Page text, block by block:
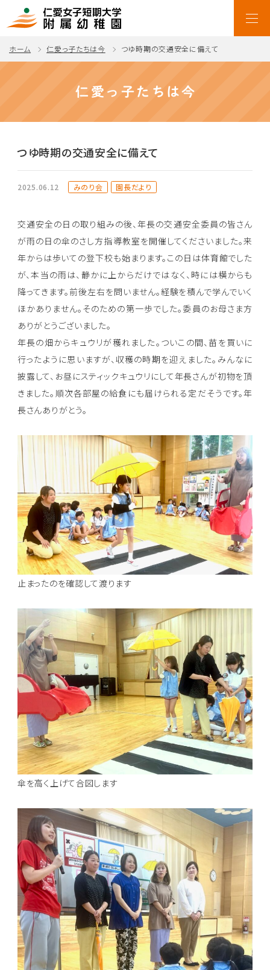
ホーム 仁愛っ子たちは今 つゆ時期の交通安全に備えて
仁愛っ子たちは今
つゆ時期の交通安全に備えて
2025.06.12 みのり会 園長だより
交通安全の日の取り組みの後、年長の交通安全委員の皆さん
が雨の日の傘のさし方指導教室を開催してくださいました。来
年からは歩いての登下校も始まります。この日は体育館でした
が、本当の雨は、静かに上からだけではなく、時には横からも
降ってきます。前後左右を問いません。経験を積んで学んでいく
ほかありません。そのための第一歩でした。委員のお母さま方
ありがとうございました。
年長の畑からキュウリが穫れました。ついこの間、苗を買いに
行ったように思いますが、収穫の時期を迎えました。みんなに
披露して、お昼にスティックキュウリにして年長さんが初物を頂
きました。順次各部屋の給食にも届けられる定だそうです。年
長さんありがとう。
止まったのを確認して渡ります
傘を高く上げて合図します